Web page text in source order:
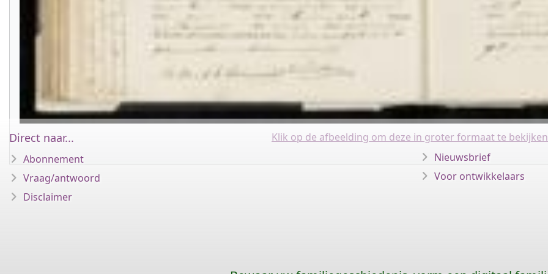
Klik op de afbeelding om deze in groter formaat te
Direct naar...
Abonnement
Vraag/antwoord
Disclaimer
Nieuwsbrief
Voor ontwikkelaars